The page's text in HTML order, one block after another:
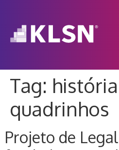
Tag:
quadrinhos
Projeto de